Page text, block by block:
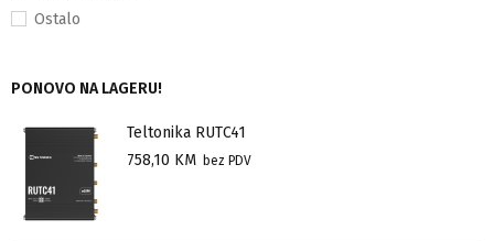
Ostalo
PONOVO NA LAGERU!
Teltonika RUTC41
758,10 KM bez PDV